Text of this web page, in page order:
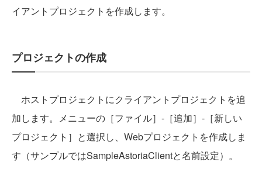
イアントプロジェクトを作成します。
プロジェクトの作成
ホストプロジェクトにクライアントプロジェクトを追
加します。メニューの［ファイル］-［追加］-［新しい
プロジェクト］と選択し、Webプロジェクトを作成しま
す（サンプルではSampleAstoriaClientと名前設定）。